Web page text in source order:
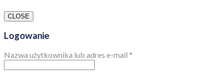
CLOSE
Logowanie
Nazwa użytkownika lub adres e-mail *